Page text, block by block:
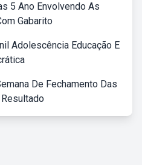
5 Ano Envolvendo As
Gabarito
Adolescência Educação E
De Fechamento Das